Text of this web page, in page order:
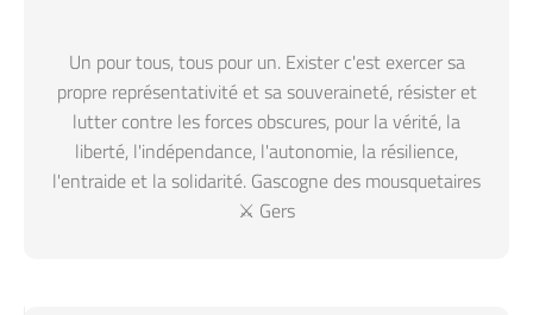
Un pour tous, tous pour un. Exister c'est exercer sa
propre représentativité et sa souveraineté, résister et
lutter contre les forces obscures, pour la vérité, la
liberté, l'indépendance, l'autonomie, la résilience,
l'entraide et la solidarité. Gascogne des mousquetaires
⚔️ Gers